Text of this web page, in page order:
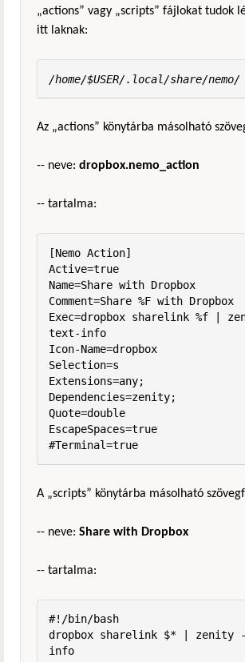
„actions” vagy „scripts” fájlokat tudok
itt laknak:
/home/$USER/.local/share/nemo/
Az „actions” könytárba másolható
-- neve: dropbox.nemo_action
-- tartalma:
[Nemo Action]
Active=true
Name=Share with Dropbox
Comment=Share %F with Dropbox
Exec=dropbox sharelink %f |
text-info
Icon-Name=dropbox
Selection=s
Extensions=any;
Dependencies=zenity;
Quote=double
EscapeSpaces=true
#Terminal=true
A „scripts” könytárba másolható
-- neve: Share with Dropbox
-- tartalma:
#!/bin/bash
dropbox sharelink $* | zenity
info